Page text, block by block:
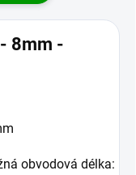
8mm -
obvodová délka: